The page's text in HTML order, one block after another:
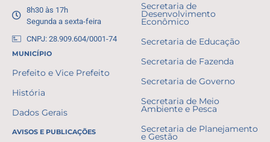
8h30 às 17h
Segunda a sexta-feira
CNPJ: 28.909.604/0001-74
MUNICÍPIO
Prefeito e Vice Prefeito
História
Dados Gerais
AVISOS E PUBLICAÇÕES
Secretaria de
Desenvolvimento
Econômico
Secretaria de Educação
Secretaria de Fazenda
Secretaria de Governo
Secretaria de Meio
Ambiente e Pesca
Secretaria de Planejamento
e Gestão